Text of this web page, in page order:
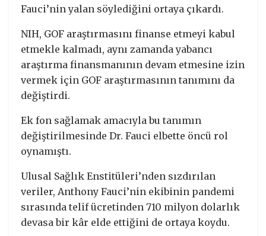
Fauci’nin yalan söylediğini ortaya çıkardı.
NIH, GOF araştırmasını finanse etmeyi kabul
etmekle kalmadı, aynı zamanda yabancı
araştırma finansmanının devam etmesine izin
vermek için GOF araştırmasının tanımını da
değiştirdi.
Ek fon sağlamak amacıyla bu tanımın
değiştirilmesinde Dr. Fauci elbette öncü rol
oynamıştı.
Ulusal Sağlık Enstitüleri’nden sızdırılan
veriler, Anthony Fauci’nin ekibinin pandemi
sırasında telif ücretinden 710 milyon dolarlık
devasa bir kâr elde ettiğini de ortaya koydu.